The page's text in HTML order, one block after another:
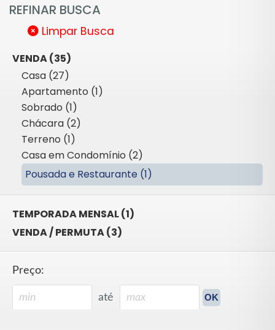
REFINAR BUSCA
Limpar Busca
VENDA (35)
Casa (27)
Apartamento (1)
Sobrado (1)
Chácara (2)
Terreno (1)
Casa em Condomínio (2)
Pousada e Restaurante (1)
TEMPORADA MENSAL (1)
VENDA / PERMUTA (3)
Preço:
até